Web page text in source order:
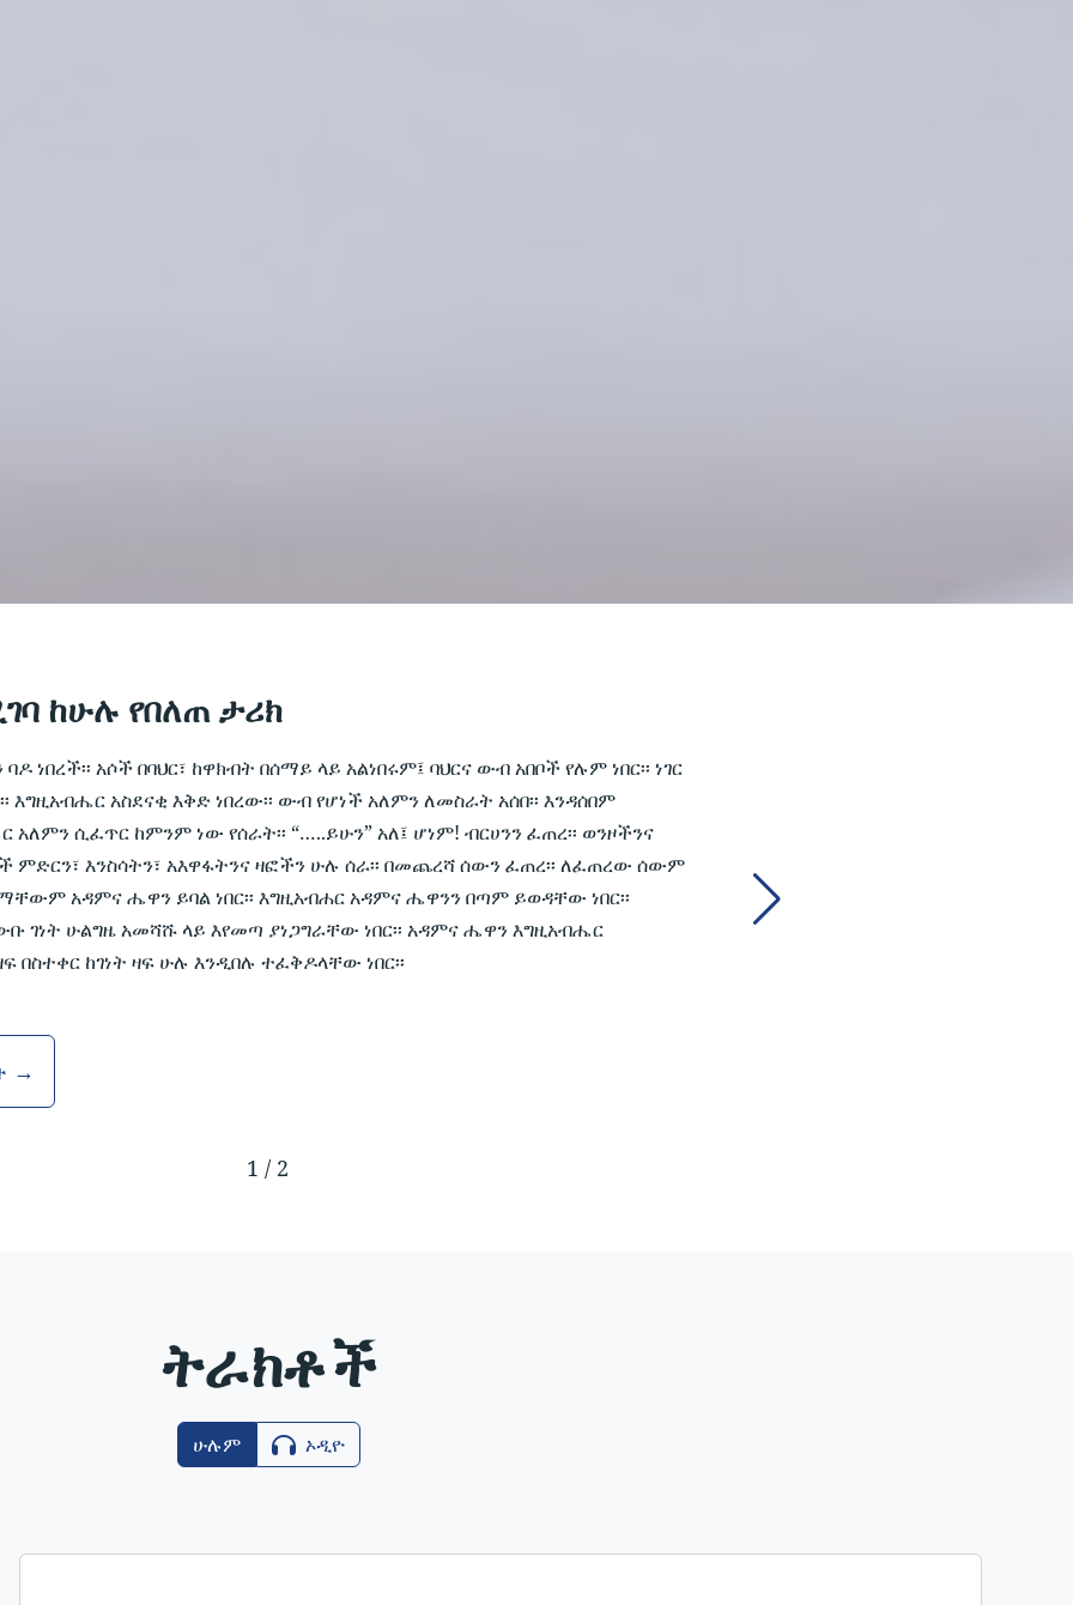
ከሁሉ የበለጠ ታሪክ
ነበረች፡፡ አሶች በባህር፣ ከዋክብት በሰማይ ላይ አልነበሩም፤ ባህርና ውብ አበቦች የሉም ነበር፡፡ ነገር
እግዚአብሔር አስደናቂ እቅድ ነበረው፡፡ ውብ የሆነች አለምን ለመስራት አሰበ፡፡ እንዳሰበም
አለምን ሲፈጥር ከምንም ነው የሰራት፡፡ “…..ይሁን” አለ፤ ሆነም! ብርሀንን ፈጠረ፡፡ ወንዞችንና
ምድርን፣ እንስሳትን፣ አእዋፋትንና ዛፎችን ሁሉ ሰራ፡፡ በመጨረሻ ሰውን ፈጠረ፡፡ ለፈጠረው ሰውም
አዳምና ሔዋን ይባል ነበር፡፡ እግዚአብሐር አዳምና ሔዋንን በጣም ይወዳቸው ነበር፡፡
ገነት ሁልግዜ አመሻሹ ላይ እየመጣ ያነጋግራቸው ነበር፡፡ አዳምና ሔዋን እግዚአብሔር
በስተቀር ከገነት ዛፍ ሁሉ እንዲበሉ ተፈቅዶላቸው ነበር፡፡
→
1 / 2
ትራክቶች
ሁሉም ኦዲዮ